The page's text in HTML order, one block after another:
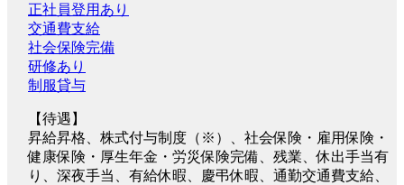
正社員登用あり
交通費支給
社会保険完備
研修あり
制服貸与
【待遇】
昇給昇格、株式付与制度（※）、社会保険・雇用保険・
健康保険・厚生年金・労災保険完備、残業、休出手当有
り、深夜手当、有給休暇、慶弔休暇、通勤交通費支給、